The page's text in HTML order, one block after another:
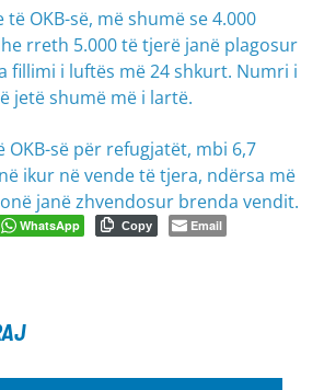
të OKB-së, më shumë se 4.000
rreth 5.000 të tjerë janë plagosur
fillimi i luftës më 24 shkurt. Numri i
jetë shumë më i lartë.
OKB-së për refugjatët, mbi 6,7
ikur në vende të tjera, ndërsa më
janë zhvendosur brenda vendit.
WhatsApp Copy Email